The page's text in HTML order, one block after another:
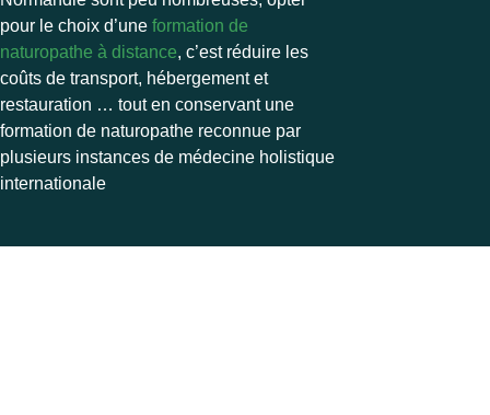
pour le choix d’une formation de
naturopathe à distance, c’est réduire les
coûts de transport, hébergement et
restauration … tout en conservant une
formation de naturopathe reconnue par
plusieurs instances de médecine holistique
internationale